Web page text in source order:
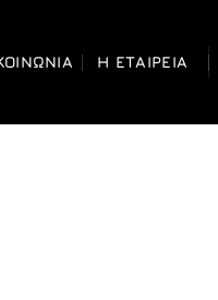
Η ΕΤΑΙΡΕΊΑ